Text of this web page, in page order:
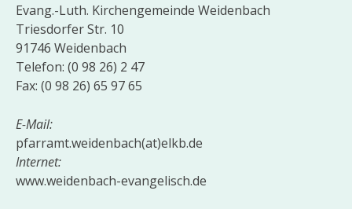
Evang.-Luth. Kirchengemeinde Weidenbach
Triesdorfer Str. 10
91746 Weidenbach
Telefon: (0 98 26) 2 47
Fax: (0 98 26) 65 97 65
E-Mail:
pfarramt.weidenbach(at)elkb.de
Internet:
www.weidenbach-evangelisch.de